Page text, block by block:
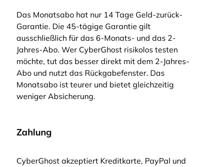
Das Monatsabo hat nur 14 Tage Geld-zurück-
Garantie. Die 45-tägige Garantie gilt
ausschließlich für das 6-Monats- und das 2-
Jahres-Abo. Wer CyberGhost risikolos testen
möchte, tut das besser direkt mit dem 2-Jahres-
Abo und nutzt das Rückgabefenster. Das
Monatsabo ist teurer und bietet gleichzeitig
weniger Absicherung.
Zahlung
CyberGhost akzeptiert Kreditkarte, PayPal und